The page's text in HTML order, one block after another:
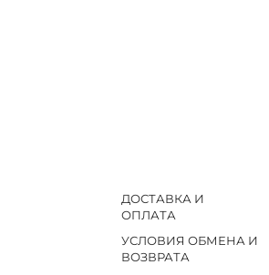
ДОСТАВКА И
ОПЛАТА
УСЛОВИЯ ОБМЕНА И
ВОЗВРАТА